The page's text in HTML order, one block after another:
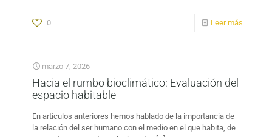
0 Leer más
marzo 7, 2026
Hacia el rumbo bioclimático: Evaluación del
espacio habitable
En artículos anteriores hemos hablado de la importancia de
la relación del ser humano con el medio en el que habita, de